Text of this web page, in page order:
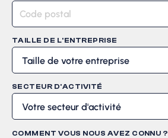
TAILLE DE L'ENTREPRISE
SECTEUR D'ACTIVITÉ
COMMENT VOUS NOUS AVEZ CONNU ?